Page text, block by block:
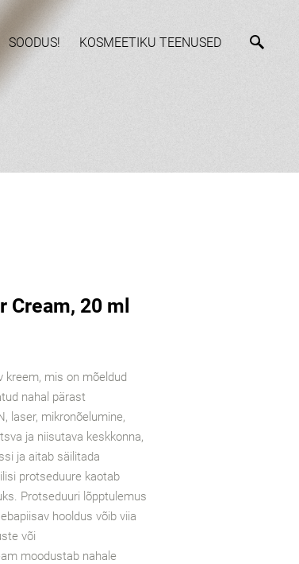
SOODUS! KOSMEETIKU TEENUSED
Cream, 20 ml
kreem, mis on mõeldud
nahal pärast
laser, mikronõelumine,
ja niisutava keskkonna,
ja aitab säilitada
protseduure kaotab
Protseduuri lõpptulemus
hooldus võib viia
või
moodustab nahale